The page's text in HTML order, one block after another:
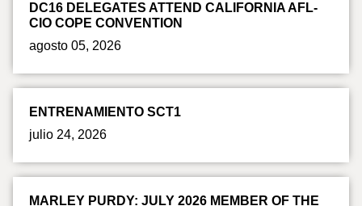
DC16 DELEGATES ATTEND CALIFORNIA AFL-
CIO COPE CONVENTION
agosto 05, 2026
ENTRENAMIENTO SCT1
julio 24, 2026
MARLEY PURDY: JULY 2026 MEMBER OF THE